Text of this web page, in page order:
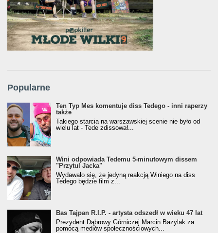
Popularne
Ten Typ Mes komentuje diss Tedego - inni raperzy
także
Takiego starcia na warszawskiej scenie nie było od
wielu lat - Tede zdissował...
Wini odpowiada Tedemu 5-minutowym dissem
"Przytul Jacka"
Wydawało się, że jedyną reakcją Winiego na diss
Tedego będzie film z...
Bas Tajpan R.I.P. - artysta odszedł w wieku 47 lat
Prezydent Dąbrowy Górniczej Marcin Bazylak za
pomocą mediów społecznościowych...